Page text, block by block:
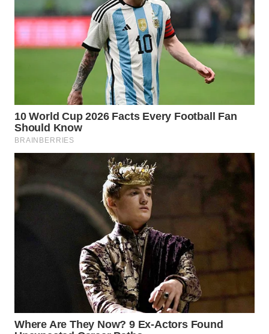
TRAVEL
WAHANA
TV
WAHANANEWS
WAHANANEWS
CO ID
NET
SELEB